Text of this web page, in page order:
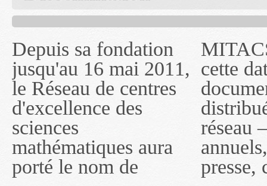
Depuis sa fondation
jusqu'au 16 mai 2011,
le Réseau de centres
d'excellence des
sciences
mathématiques aura
porté le nom de
MITACS inc. Jusqu'à
cette date, les
documents publiés ou
distribués par ce
réseau — rapports
annuels, coupures de
presse, communiqués
— l'auront désigné
sous le nom de
MITACS inc. À
compter du 16 mai
2011, toutefois, le
réseau portera le nom